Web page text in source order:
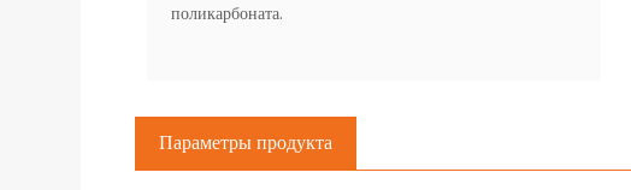
поликарбоната.
Параметры продукта